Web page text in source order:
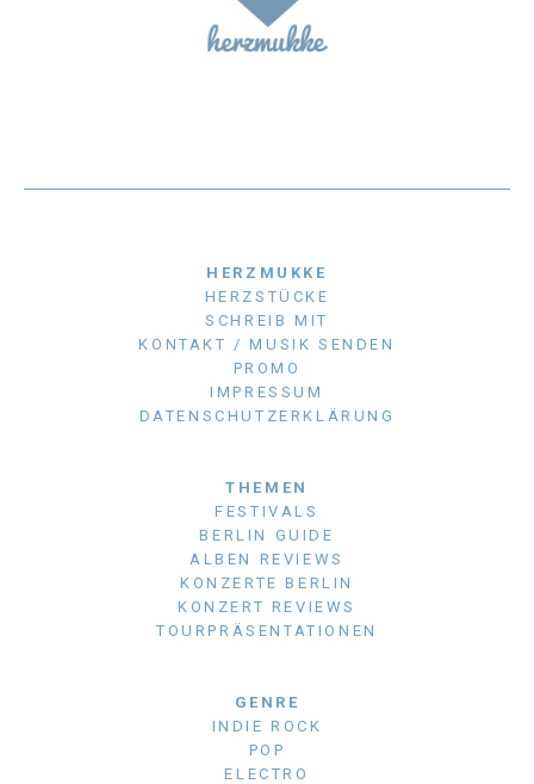
HERZMUKKE
HERZSTÜCKE
SCHREIB MIT
KONTAKT / MUSIK SENDEN
PROMO
IMPRESSUM
DATENSCHUTZERKLÄRUNG
THEMEN
FESTIVALS
BERLIN GUIDE
ALBEN REVIEWS
KONZERTE BERLIN
KONZERT REVIEWS
TOURPRÄSENTATIONEN
GENRE
INDIE ROCK
POP
ELECTRO